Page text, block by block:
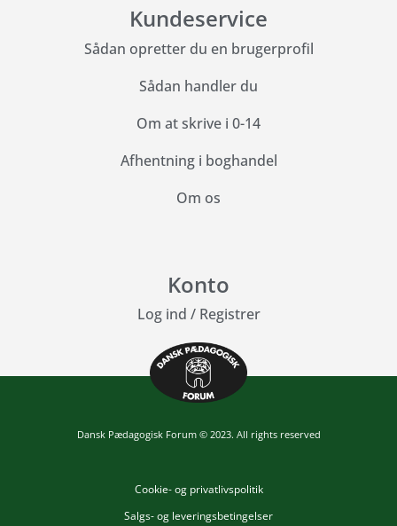
Kundeservice
Sådan opretter du en brugerprofil
Sådan handler du
Om at skrive i 0-14
Afhentning i boghandel
Om os
Konto
Log ind / Registrer
Dansk Pædagogisk Forum © 2023. All rights reserved
Cookie- og privatlivspolitik
Salgs- og leveringsbetingelser